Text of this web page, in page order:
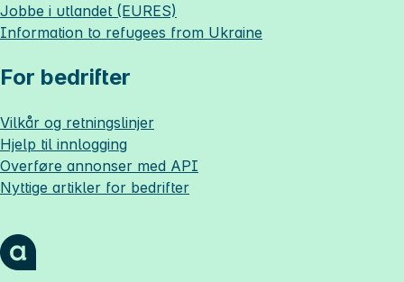
Jobbe i utlandet (EURES)
Information to refugees from Ukraine
For bedrifter
Vilkår og retningslinjer
Hjelp til innlogging
Overføre annonser med API
Nyttige artikler for bedrifter